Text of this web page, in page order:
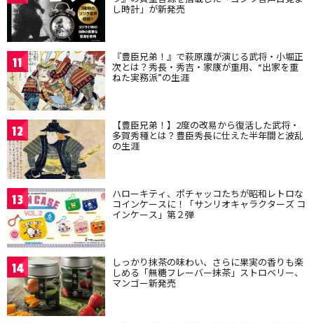
し時計」が新発売
11 『豊臣兄弟！』で萩原護が演じる武将・小堀正
次とは？秀長・秀吉・家康が重用、“出家を重
ねた実務派”の生涯
12 【豊臣兄弟！】2度の改易から復活した武将・
多賀秀種とは？豊臣秀長に仕えた半年間と波乱
の生涯
13 ハローキティ、ポチャッコたちが昭和レトロな
コインケースに！「サンリオキャラクターズ コ
インケース」第２弾
14 しっかり抹茶の味わい、さらに果実の香りも楽
しめる「無糖フレーバー抹茶」ストロベリー、
マンゴー新発売